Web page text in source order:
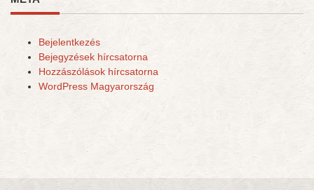
Bejelentkezés
Bejegyzések hírcsatorna
Hozzászólások hírcsatorna
WordPress Magyarország